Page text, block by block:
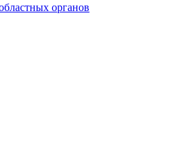
органов